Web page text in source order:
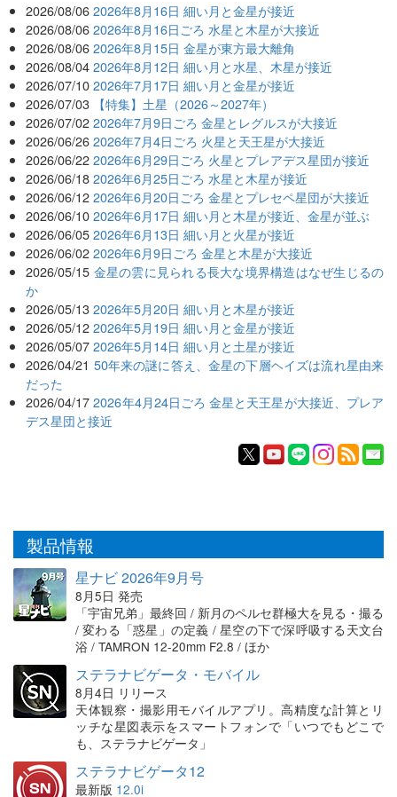
2026/08/06 2026年8月16日 細い月と金星が接近
2026/08/06 2026年8月16日ごろ 水星と木星が大接近
2026/08/06 2026年8月15日 金星が東方最大離角
2026/08/04 2026年8月12日 細い月と水星、木星が接近
2026/07/10 2026年7月17日 細い月と金星が接近
2026/07/03 【特集】土星（2026～2027年）
2026/07/02 2026年7月9日ごろ 金星とレグルスが大接近
2026/06/26 2026年7月4日ごろ 火星と天王星が大接近
2026/06/22 2026年6月29日ごろ 火星とプレアデス星団が接近
2026/06/18 2026年6月25日ごろ 水星と木星が接近
2026/06/12 2026年6月20日ごろ 金星とプレセペ星団が大接近
2026/06/10 2026年6月17日 細い月と木星が接近、金星が並ぶ
2026/06/05 2026年6月13日 細い月と火星が接近
2026/06/02 2026年6月9日ごろ 金星と木星が大接近
2026/05/15 金星の雲に見られる長大な境界構造はなぜ生じるの
か
2026/05/13 2026年5月20日 細い月と木星が接近
2026/05/12 2026年5月19日 細い月と金星が接近
2026/05/07 2026年5月14日 細い月と土星が接近
2026/04/21 50年来の謎に答え、金星の下層ヘイズは流れ星由来
だった
2026/04/17 2026年4月24日ごろ 金星と天王星が大接近、プレア
デス星団と接近
製品情報
星ナビ 2026年9月号
8月5日 発売
「宇宙兄弟」最終回 / 新月のペルセ群極大を見る・撮る
/ 変わる「惑星」の定義 / 星空の下で深呼吸する天文台
浴 / TAMRON 12-20mm F2.8 / ほか
ステラナビゲータ・モバイル
8月4日 リリース
天体観察・撮影用モバイルアプリ。高精度な計算とリ
ッチな星図表示をスマートフォンで「いつでもどこで
も、ステラナビゲータ」
ステラナビゲータ12
最新版 12.0i